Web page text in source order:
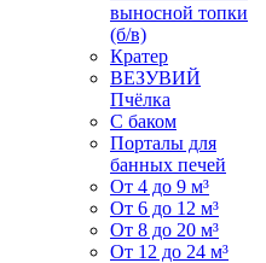
выносной топки
(б/в)
Кратер
ВЕЗУВИЙ
Пчёлка
С баком
Порталы для
банных печей
От 4 до 9 м³
От 6 до 12 м³
От 8 до 20 м³
От 12 до 24 м³